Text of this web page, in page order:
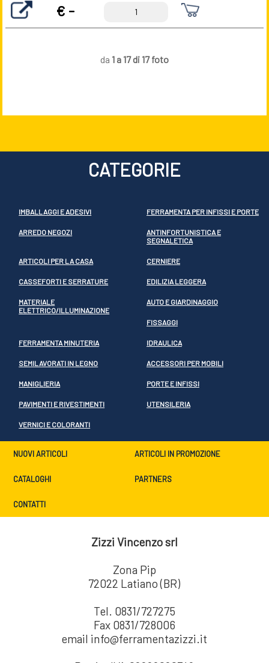
€ -
da 1 a 17 di 17 foto
CATEGORIE
IMBALLAGGI E ADESIVI FERRAMENTA PER INFISSI E PORTE
ARREDO NEGOZI
ANTINFORTUNISTICA E
SEGNALETICA
ARTICOLI PER LA CASA CERNIERE
CASSEFORTI E SERRATURE EDILIZIA LEGGERA
MATERIALE
ELETTRICO/ILLUMINAZIONE
AUTO E GIARDINAGGIO
FISSAGGI
FERRAMENTA MINUTERIA IDRAULICA
SEMILAVORATI IN LEGNO ACCESSORI PER MOBILI
MANIGLIERIA PORTE E INFISSI
PAVIMENTI E RIVESTIMENTI UTENSILERIA
VERNICI E COLORANTI
NUOVI ARTICOLI ARTICOLI IN PROMOZIONE
CATALOGHI PARTNERS
CONTATTI
Zizzi Vincenzo srl
Zona Pip
72022 Latiano (BR)
Tel. 0831/727275
Fax 0831/728006
email info@ferramentazizzi.it